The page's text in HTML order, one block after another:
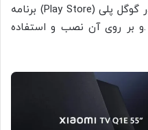
دهد. تا از اپلیکیشن های موجود در گوگل پلی (Play Store) برنامه
.و بر روی آن نصب و استفاده